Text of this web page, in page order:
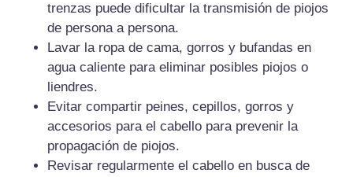
trenzas puede dificultar la transmisión de piojos
de persona a persona.
Lavar la ropa de cama, gorros y bufandas en
agua caliente para eliminar posibles piojos o
liendres.
Evitar compartir peines, cepillos, gorros y
accesorios para el cabello para prevenir la
propagación de piojos.
Revisar regularmente el cabello en busca de